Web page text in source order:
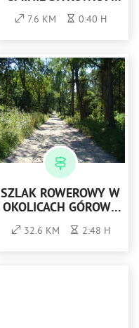
NOWINY, ZIELONY
7.6 KM 0:40 H
SZLAK ROWEROWY W
OKOLICACH GÓROWA
IŁAWECKIEGO -
CZERWONY
32.6 KM 2:48 H